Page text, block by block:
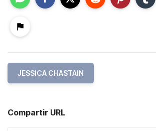
JESSICA CHASTAIN
Compartir URL